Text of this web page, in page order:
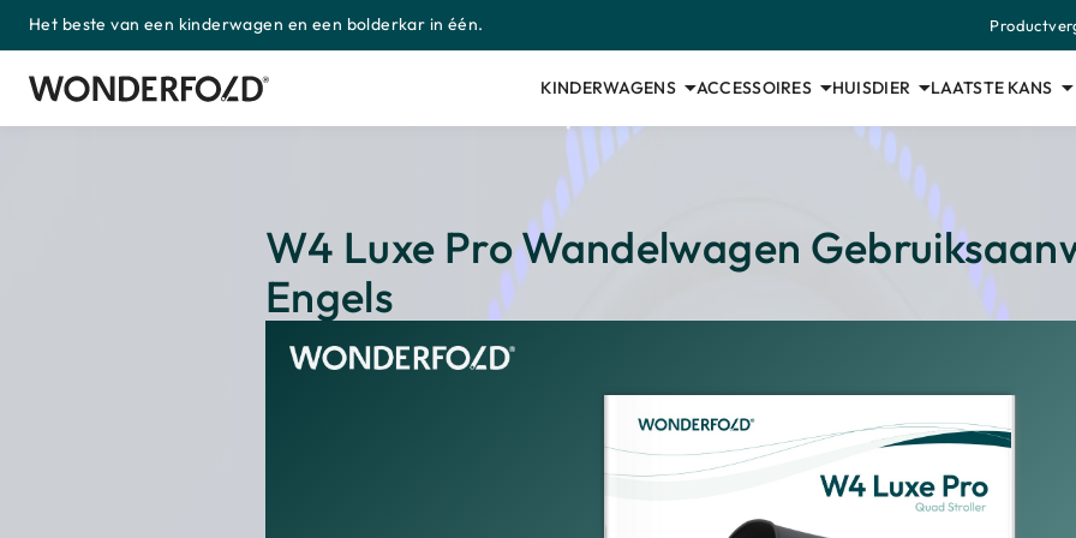
Meteen
naar
de
content
Het beste van een kinderwagen en een bolderkar in één.
KINDERWAGENS ACCESSOIRES HUISDIER LAATSTE KANS
W4 Luxe Pro Wandelwagen
Engels